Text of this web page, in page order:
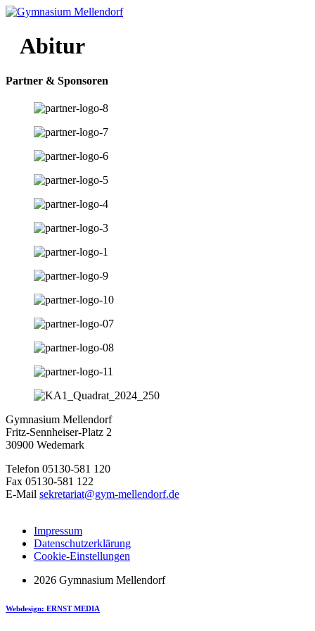
Zum
wechseln
Abitur
Partner & Sponsoren
Gymnasium Mellendorf
Fritz-Sennheiser-Platz 2
30900 Wedemark
Telefon 05130-581 120
Fax 05130-581 122
E-Mail sekretariat@gym-mellendorf.de
Impressum
Datenschutzerklärung
Cookie-Einstellungen
2026 Gymnasium Mellendorf
Webdesign: ERNST MEDIA